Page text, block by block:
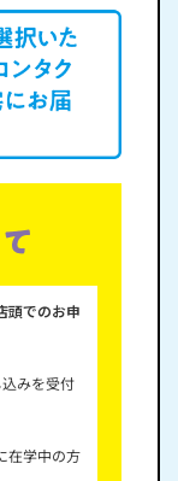
頭でのお申
みを受付
在学中の方